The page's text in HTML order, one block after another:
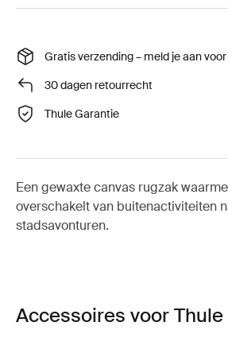
Gratis verzending – meld je aan
30 dagen retourrecht
Thule Garantie
Een gewaxte canvas rugzak
overschakelt van buitenactiviteiten
stadsavonturen.
Accessoires voor Thule